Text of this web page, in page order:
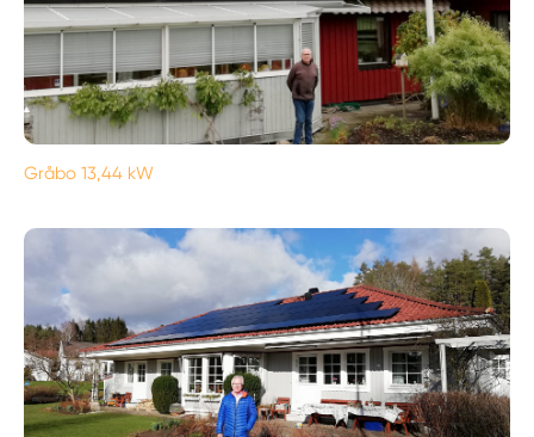
Gråbo 13,44 kW